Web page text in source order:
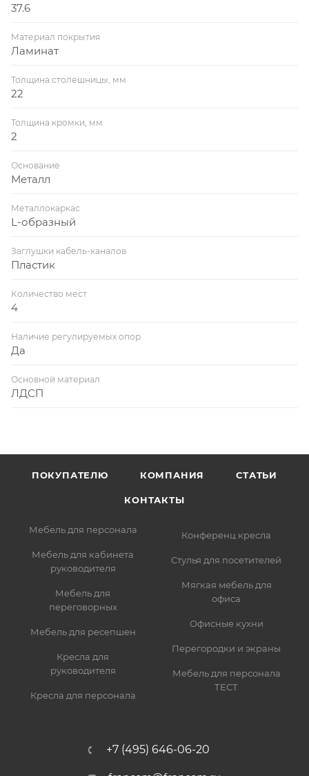
37.6
Материал покрытия
Ламинат
Толщина столешницы, мм
22
Толщина кромки, мм
2
Основание
Металл
Металлокаркас
L-образный
Заглушки кабель-каналов
Пластик
Количество мест
4
Наличие регулируемых опор
Да
Основной материал
ЛДСП
ПОКУПАТЕЛЮ КОМПАНИЯ СТАТЬИ
КОНТАКТЫ
Мебель для персонала
Мебель для кабинета
руководителя
Мебель для
переговорных
Мебель для ресепшен
Кресла для
руководителя
Кресла для персонала
Конференц кресла
Стулья для посетителей
Мягкая мебель для
офиса
Офисные кухни
Перегородки и экраны
Мебель для персонала
ТЕСТ
+7 (495) 646-06-20